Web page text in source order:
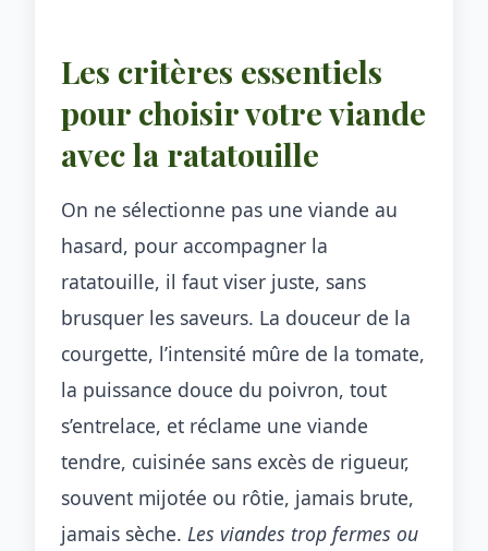
Les critères essentiels
pour choisir votre viande
avec la ratatouille
On ne sélectionne pas une viande au
hasard, pour accompagner la
ratatouille, il faut viser juste, sans
brusquer les saveurs. La douceur de la
courgette, l’intensité mûre de la tomate,
la puissance douce du poivron, tout
s’entrelace, et réclame une viande
tendre, cuisinée sans excès de rigueur,
souvent mijotée ou rôtie, jamais brute,
jamais sèche. Les viandes trop fermes ou